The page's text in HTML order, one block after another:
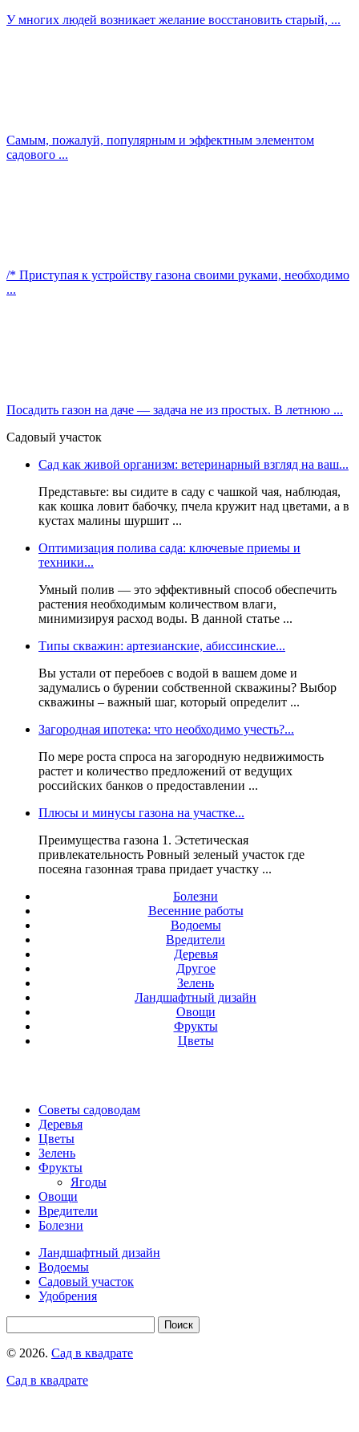
У многих людей возникает желание восстановить старый, ...
Самым, пожалуй, популярным и эффектным элементом
садового ...
/* Приступая к устройству газона своими руками, необходимо
...
Посадить газон на даче — задача не из простых. В летнюю ...
Садовый участок
Сад как живой организм: ветеринарный взгляд на ваш...
Представьте: вы сидите в саду с чашкой чая, наблюдая,
как кошка ловит бабочку, пчела кружит над цветами, а в
кустах малины шуршит ...
Оптимизация полива сада: ключевые приемы и
техники...
Умный полив — это эффективный способ обеспечить
растения необходимым количеством влаги,
минимизируя расход воды. В данной статье ...
Типы скважин: артезианские, абиссинские...
Вы устали от перебоев с водой в вашем доме и
задумались о бурении собственной скважины? Выбор
скважины – важный шаг, который определит ...
Загородная ипотека: что необходимо учесть?...
По мере роста спроса на загородную недвижимость
растет и количество предложений от ведущих
российских банков о предоставлении ...
Плюсы и минусы газона на участке...
Преимущества газона 1. Эстетическая
привлекательность Ровный зеленый участок где
посеяна газонная трава придает участку ...
Болезни
Весенние работы
Водоемы
Вредители
Деревья
Другое
Зелень
Ландшафтный дизайн
Овощи
Фрукты
Цветы
Советы садоводам
Деревья
Цветы
Зелень
Фрукты
Ягоды
Овощи
Вредители
Болезни
Ландшафтный дизайн
Водоемы
Садовый участок
Удобрения
© 2026. Сад в квадрате
Сад в квадрате